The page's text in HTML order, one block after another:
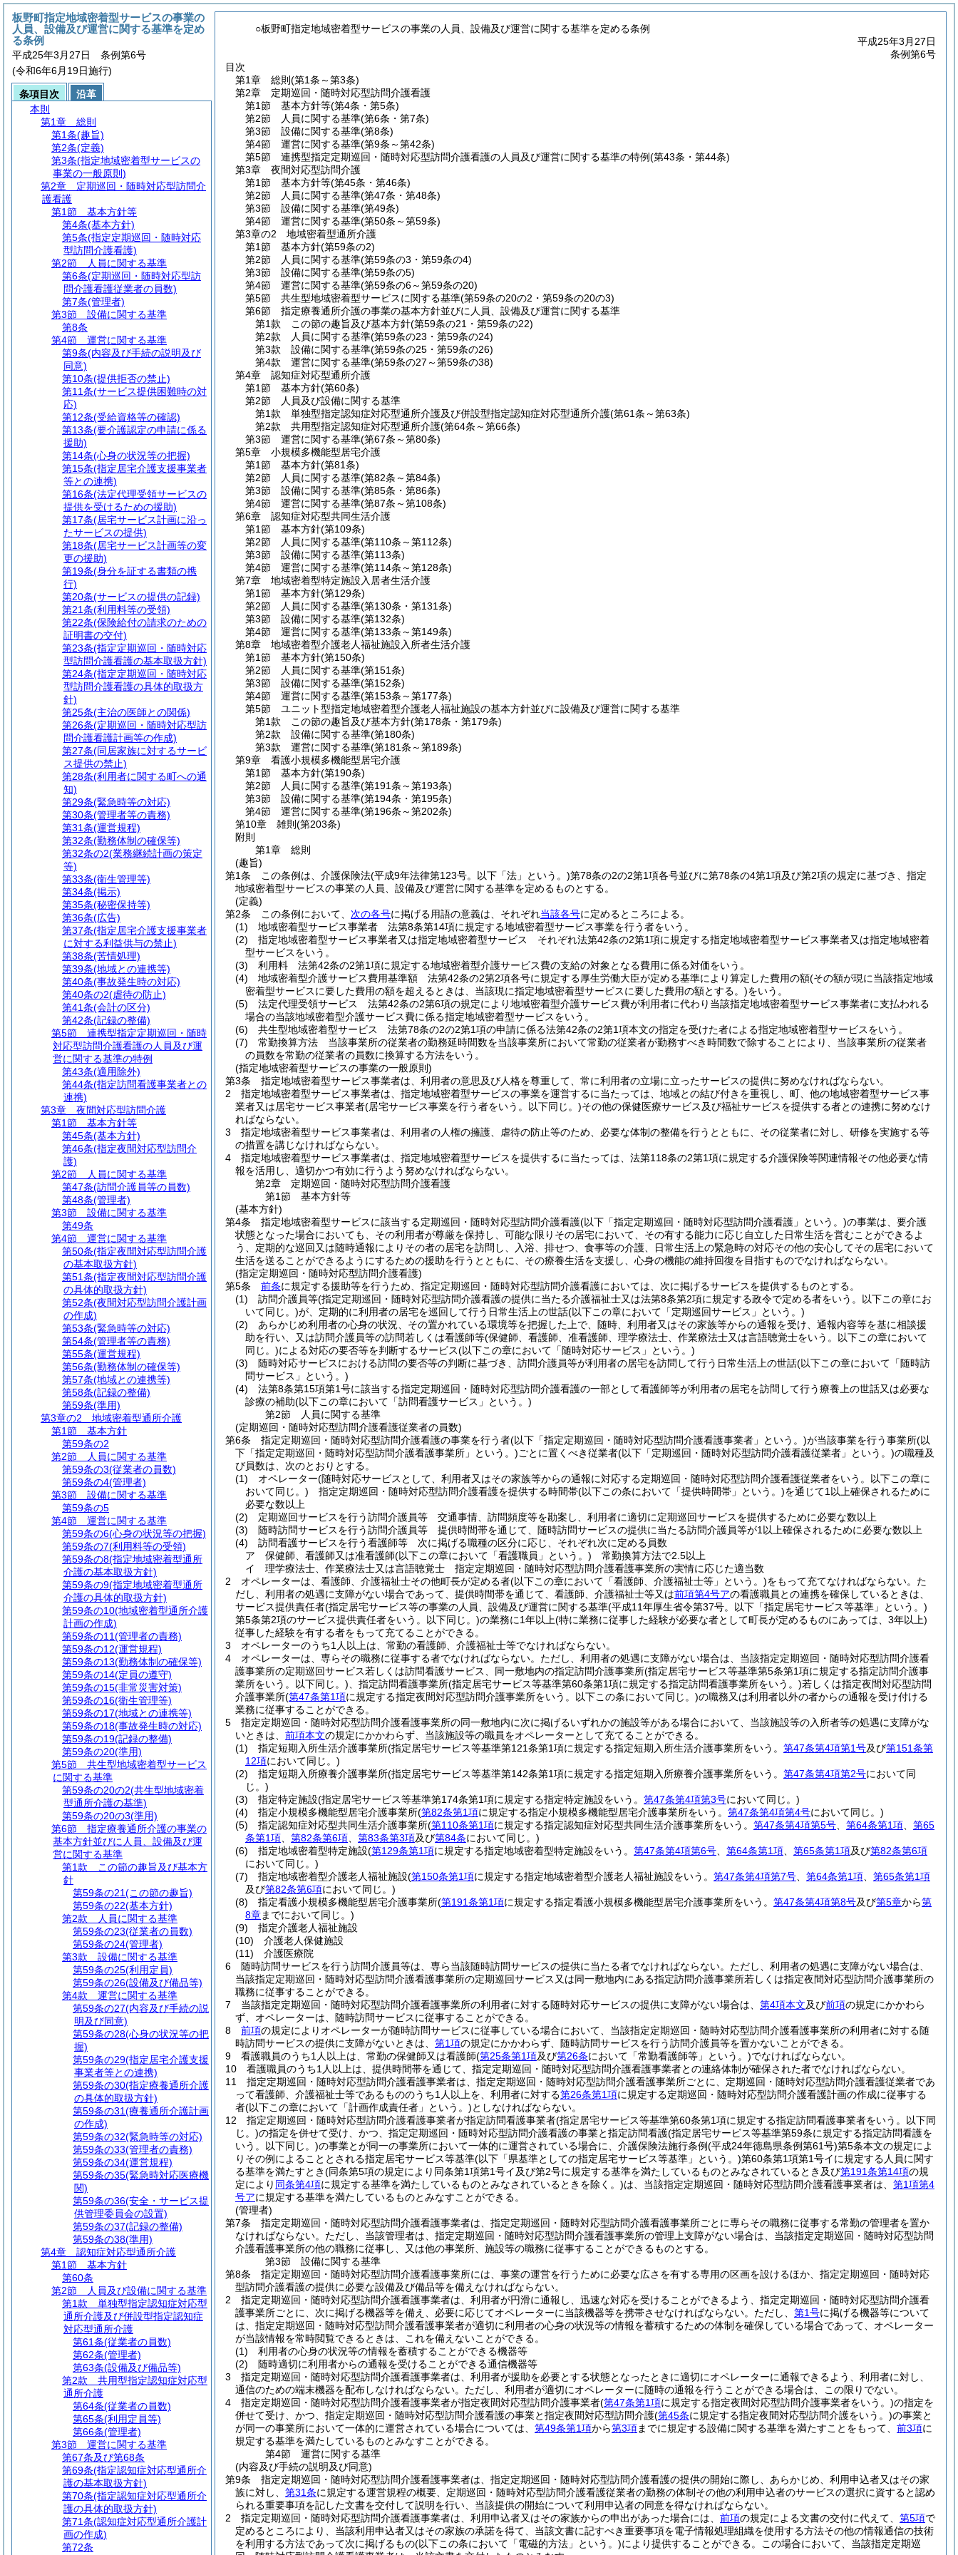
○板野町指定地域密着型サービスの事業の人員、設備及び運営に関する基準を定める条例
平成25年3月27日
条例第6号
目次
第1章
総則 (第1条～第3条)
第2章
定期巡回・随時対応型訪問介護看護
第1節
基本方針等(第4条・第5条)
第2節
人員に関する基準(第6条・第7条)
第3節
設備に関する基準(第8条)
第4節
運営に関する基準(第9条～第42条)
第5節
連携型指定定期巡回・随時対応型訪問介護看護の人員及び運営に関する基準の特例(第43条・第44条)
第3章
夜間対応型訪問介護
第1節
基本方針等(第45条・第46条)
第2節
人員に関する基準(第47条・第48条)
第3節
設備に関する基準(第49条)
第4節
運営に関する基準(第50条～第59条)
第3章の2
地域密着型通所介護
第1節
基本方針(第59条の2)
第2節
人員に関する基準(第59条の3・第59条の4)
第3節
設備に関する基準(第59条の5)
第4節
運営に関する基準(第59条の6～第59条の20)
第5節
共生型地域密着型サービスに関する基準(第59条の20の2・第59条の20の3)
第6節
指定療養通所介護の事業の基本方針並びに人員、設備及び運営に関する基準
第1款
この節の趣旨及び基本方針(第59条の21・第59条の22)
第2款
人員に関する基準(第59条の23・第59条の24)
第3款
設備に関する基準(第59条の25・第59条の26)
第4款
運営に関する基準(第59条の27～第59条の38)
第4章
認知症対応型通所介護
第1節
基本方針(第60条)
第2節
人員及び設備に関する基準
第1款
単独型指定認知症対応型通所介護及び併設型指定認知症対応型通所介護(第61条～第63条)
第2款
共用型指定認知症対応型通所介護(第64条～第66条)
第3節
運営に関する基準(第67条～第80条)
第5章
小規模多機能型居宅介護
第1節
基本方針(第81条)
第2節
人員に関する基準(第82条～第84条)
第3節
設備に関する基準(第85条・第86条)
第4節
運営に関する基準(第87条～第108条)
第6章
認知症対応型共同生活介護
第1節
基本方針(第109条)
第2節
人員に関する基準(第110条～第112条)
第3節
設備に関する基準(第113条)
第4節
運営に関する基準(第114条～第128条)
第7章
地域密着型特定施設入居者生活介護
第1節
基本方針(第129条)
第2節
人員に関する基準(第130条・第131条)
第3節
設備に関する基準(第132条)
第4節
運営に関する基準(第133条～第149条)
第8章
地域密着型介護老人福祉施設入所者生活介護
第1節
基本方針(第150条)
第2節
人員に関する基準(第151条)
第3節
設備に関する基準(第152条)
第4節
運営に関する基準(第153条～第177条)
第5節
ユニット型指定地域密着型介護老人福祉施設の基本方針並びに設備及び運営に関する基準
第1款
この節の趣旨及び基本方針(第178条・第179条)
第2款
設備に関する基準(第180条)
第3款
運営に関する基準(第181条～第189条)
第9章
看護小規模多機能型居宅介護
第1節
基本方針(第190条)
第2節
人員に関する基準(第191条～第193条)
第3節
設備に関する基準(第194条・第195条)
第4節
運営に関する基準(第196条～第202条)
第10章
雑則 (第203条)
附則
第1章
総則
(趣旨)
第1条
この条例は、介護保険法(平成9年法律第123号。以下「法」という。)第78条の2の2第1項各号並びに第78条の4第1項及び第2項の規定に基づき、指定
地域密着型サービスの事業の人員、設備及び運営に関する基準を定めるものとする。
(定義)
第2条
この条例において、 次の各号に掲げる用語の意義は、それぞれ当該各号に定めるところによる。
(1)
地域密着型サービス事業者 法第8条第14項に規定する地域密着型サービス事業を行う者をいう。
(2)
指定地域密着型サービス事業者又は指定地域密着型サービス それぞれ法第42条の2第1項に規定する指定地域密着型サービス事業者又は指定地域密着
型サービスをいう。
(3)
利用料 法第42条の2第1項に規定する地域密着型介護サービス費の支給の対象となる費用に係る対価をいう。
(4)
地域密着型介護サービス費用基準額 法第42条の2第2項各号に規定する厚生労働大臣が定める基準により算定した費用の額(その額が現に当該指定地域
密着型サービスに要した費用の額を超えるときは、当該現に指定地域密着型サービスに要した費用の額とする。)をいう。
(5)
法定代理受領サービス 法第42条の2第6項の規定により地域密着型介護サービス費が利用者に代わり当該指定地域密着型サービス事業者に支払われる
場合の当該地域密着型介護サービス費に係る指定地域密着型サービスをいう。
(6)
共生型地域密着型サービス 法第78条の2の2第1項の申請に係る法第42条の2第1項本文の指定を受けた者による指定地域密着型サービスをいう。
(7)
常勤換算方法 当該事業所の従業者の勤務延時間数を当該事業所において常勤の従業者が勤務すべき時間数で除することにより、当該事業所の従業者
の員数を常勤の従業者の員数に換算する方法をいう。
(指定地域密着型サービスの事業の一般原則)
第3条
指定地域密着型サービス事業者は、利用者の意思及び人格を尊重して、常に利用者の立場に立ったサービスの提供に努めなければならない。
2
指定地域密着型サービス事業者は、指定地域密着型サービスの事業を運営するに当たっては、地域との結び付きを重視し、町、他の地域密着型サービス事
業者又は居宅サービス事業者(居宅サービス事業を行う者をいう。以下同じ。)その他の保健医療サービス及び福祉サービスを提供する者との連携に努めなけ
ればならない。
3
指定地域密着型サービス事業者は、利用者の人権の擁護、虐待の防止等のため、必要な体制の整備を行うとともに、その従業者に対し、研修を実施する等
の措置を講じなければならない。
4
指定地域密着型サービス事業者は、指定地域密着型サービスを提供するに当たっては、法第118条の2第1項に規定する介護保険等関連情報その他必要な情
報を活用し、適切かつ有効に行うよう努めなければならない。
第2章
定期巡回・随時対応型訪問介護看護
第1節
基本方針等
(基本方針)
第4条
指定地域密着型サービスに該当する定期巡回・随時対応型訪問介護看護(以下「指定定期巡回・随時対応型訪問介護看護」という。)の事業は、要介護
状態となった場合においても、その利用者が尊厳を保持し、可能な限りその居宅において、その有する能力に応じ自立した日常生活を営むことができるよ
う、定期的な巡回又は随時通報によりその者の居宅を訪問し、入浴、排せつ、食事等の介護、日常生活上の緊急時の対応その他の安心してその居宅において
生活を送ることができるようにするための援助を行うとともに、その療養生活を支援し、心身の機能の維持回復を目指すものでなければならない。
(指定定期巡回・随時対応型訪問介護看護)
第5条
前条に規定する援助等を行うため、指定定期巡回・随時対応型訪問介護看護においては、次に掲げるサービスを提供するものとする。
(1)
訪問介護員等(指定定期巡回・随時対応型訪問介護看護の提供に当たる介護福祉士又は法第8条第2項に規定する政令で定める者をいう。以下この章にお
いて同じ。)が、定期的に利用者の居宅を巡回して行う日常生活上の世話(以下この章において「定期巡回サービス」という。)
(2)
あらかじめ利用者の心身の状況、その置かれている環境等を把握した上で、随時、利用者又はその家族等からの通報を受け、通報内容等を基に相談援
助を行い、又は訪問介護員等の訪問若しくは看護師等(保健師、看護師、准看護師、理学療法士、作業療法士又は言語聴覚士をいう。以下この章において
同じ。)による対応の要否等を判断するサービス(以下この章において「随時対応サービス」という。)
(3)
随時対応サービスにおける訪問の要否等の判断に基づき、訪問介護員等が利用者の居宅を訪問して行う日常生活上の世話(以下この章において「随時訪
問サービス」という。)
(4)
法第8条第15項第1号に該当する指定定期巡回・随時対応型訪問介護看護の一部として看護師等が利用者の居宅を訪問して行う療養上の世話又は必要な
診療の補助(以下この章において「訪問看護サービス」という。)
第2節
人員に関する基準
(定期巡回・随時対応型訪問介護看護従業者の員数)
第6条
指定定期巡回・随時対応型訪問介護看護の事業を行う者(以下「指定定期巡回・随時対応型訪問介護看護事業者」という。)が当該事業を行う事業所(以
下「指定定期巡回・随時対応型訪問介護看護事業所」という。)ごとに置くべき従業者(以下「定期巡回・随時対応型訪問介護看護従業者」という。)の職種及
び員数は、次のとおりとする。
(1)
オペレーター(随時対応サービスとして、利用者又はその家族等からの通報に対応する定期巡回・随時対応型訪問介護看護従業者をいう。以下この章に
おいて同じ。) 指定定期巡回・随時対応型訪問介護看護を提供する時間帯(以下この条において「提供時間帯」という。)を通じて1以上確保されるために
必要な数以上
(2)
定期巡回サービスを行う訪問介護員等 交通事情、訪問頻度等を勘案し、利用者に適切に定期巡回サービスを提供するために必要な数以上
(3)
随時訪問サービスを行う訪問介護員等 提供時間帯を通じて、随時訪問サービスの提供に当たる訪問介護員等が1以上確保されるために必要な数以上
(4)
訪問看護サービスを行う看護師等 次に掲げる職種の区分に応じ、それぞれ次に定める員数
ア
保健師、看護師又は准看護師(以下この章において「看護職員」という。) 常勤換算方法で2.5以上
イ
理学療法士、作業療法士又は言語聴覚士 指定定期巡回・随時対応型訪問介護看護事業所の実情に応じた適当数
2
オペレーターは、看護師、介護福祉士その他町長が定める者(以下この章において「看護師、介護福祉士等」という。)をもって充てなければならない。 た
だし、利用者の処遇に支障がない場合であって、提供時間帯を通じて、看護師、介護福祉士等又は前項第4号アの看護職員との連携を確保しているときは、
サービス提供責任者(指定居宅サービス等の事業の人員、設備及び運営に関する基準(平成11年厚生省令第37号。以下「指定居宅サービス等基準」という。)
第5条第2項のサービス提供責任者をいう。以下同じ。)の業務に1年以上(特に業務に従事した経験が必要な者として町長が定めるものにあっては、3年以上)
従事した経験を有する者をもって充てることができる。
3
オペレーターのうち1人以上は、常勤の看護師、介護福祉士等でなければならない。
4
オペレーターは、専らその職務に従事する者でなければならない。 ただし、利用者の処遇に支障がない場合は、当該指定定期巡回・随時対応型訪問介護看
護事業所の定期巡回サービス若しくは訪問看護サービス、同一敷地内の指定訪問介護事業所(指定居宅サービス等基準第5条第1項に規定する指定訪問介護事
業所をいう。以下同じ。) 、指定訪問看護事業所(指定居宅サービス等基準第60条第1項に規定する指定訪問看護事業所をいう。)若しくは指定夜間対応型訪問
介護事業所(第47条第1項に規定する指定夜間対応型訪問介護事業所をいう。以下この条において同じ。)の職務又は利用者以外の者からの通報を受け付ける
業務に従事することができる。
5
指定定期巡回・随時対応型訪問介護看護事業所の同一敷地内に次に掲げるいずれかの施設等がある場合において、当該施設等の入所者等の処遇に支障がな
いときは、 前項本文の規定にかかわらず、当該施設等の職員をオペレーターとして充てることができる。
(1)
指定短期入所生活介護事業所(指定居宅サービス等基準第121条第1項に規定する指定短期入所生活介護事業所をいう。 第47条第4項第1号及び第151条第
12項において同じ。)
(2)
指定短期入所療養介護事業所(指定居宅サービス等基準第142条第1項に規定する指定短期入所療養介護事業所をいう。 第47条第4項第2号において同
じ。)
(3)
指定特定施設(指定居宅サービス等基準第174条第1項に規定する指定特定施設をいう。 第47条第4項第3号において同じ。)
(4)
指定小規模多機能型居宅介護事業所(第82条第1項に規定する指定小規模多機能型居宅介護事業所をいう。 第47条第4項第4号において同じ。)
(5)
指定認知症対応型共同生活介護事業所(第110条第1項に規定する指定認知症対応型共同生活介護事業所をいう。 第47条第4項第5号 第64条第1項
第65
条第1項
第82条第6項 第83条第3項及び第84条において同じ。)
(6)
指定地域密着型特定施設(第129条第1項に規定する指定地域密着型特定施設をいう。 第47条第4項第6号 第64条第1項 第65条第1項及び第82条第6項
において同じ。)
(7)
指定地域密着型介護老人福祉施設(第150条第1項に規定する指定地域密着型介護老人福祉施設をいう。 第47条第4項第7号 第64条第1項
第65条第1項
及び第82条第6項において同じ。)
(8)
指定看護小規模多機能型居宅介護事業所(第191条第1項に規定する指定看護小規模多機能型居宅介護事業所をいう。 第47条第4項第8号及び第5章から第
8章までにおいて同じ。)
(9)
指定介護老人福祉施設
(10)
介護老人保健施設
(11)
介護医療院
6
随時訪問サービスを行う訪問介護員等は、専ら当該随時訪問サービスの提供に当たる者でなければならない。 ただし、利用者の処遇に支障がない場合は、
当該指定定期巡回・随時対応型訪問介護看護事業所の定期巡回サービス又は同一敷地内にある指定訪問介護事業所若しくは指定夜間対応型訪問介護事業所の
職務に従事することができる。
7
当該指定定期巡回・随時対応型訪問介護看護事業所の利用者に対する随時対応サービスの提供に支障がない場合は、 第4項本文及び前項の規定にかかわら
ず、オペレーターは、随時訪問サービスに従事することができる。
8
前項の規定によりオペレーターが随時訪問サービスに従事している場合において、当該指定定期巡回・随時対応型訪問介護看護事業所の利用者に対する随
時訪問サービスの提供に支障がないときは、 第1項の規定にかかわらず、随時訪問サービスを行う訪問介護員等を置かないことができる。
9
看護職員のうち1人以上は、常勤の保健師又は看護師(第25条第1項及び第26条において「常勤看護師等」という。)でなければならない。
10
看護職員のうち1人以上は、提供時間帯を通じて、指定定期巡回・随時対応型訪問介護看護事業者との連絡体制が確保された者でなければならない。
11
指定定期巡回・随時対応型訪問介護看護事業者は、指定定期巡回・随時対応型訪問介護看護事業所ごとに、定期巡回・随時対応型訪問介護看護従業者であ
って看護師、介護福祉士等であるもののうち1人以上を、利用者に対する第26条第1項に規定する定期巡回・随時対応型訪問介護看護計画の作成に従事する
者(以下この章において「計画作成責任者」という。)としなければならない。
12
指定定期巡回・随時対応型訪問介護看護事業者が指定訪問看護事業者(指定居宅サービス等基準第60条第1項に規定する指定訪問看護事業者をいう。以下同
じ。)の指定を併せて受け、かつ、指定定期巡回・随時対応型訪問介護看護の事業と指定訪問看護(指定居宅サービス等基準第59条に規定する指定訪問看護を
いう。以下同じ。)の事業とが同一の事業所において一体的に運営されている場合に、介護保険法施行条例(平成24年徳島県条例第61号)第5条本文の規定によ
りその例によることとされる指定居宅サービス等基準(以下「県基準としての指定居宅サービス等基準」という。)第60条第1項第1号イに規定する人員に関す
る基準を満たすとき(同条第5項の規定により同条第1項第1号イ及び第2号に規定する基準を満たしているものとみなされているとき及び第191条第14項の規
定により 同条第4項に規定する基準を満たしているものとみなされているときを除く。)は、当該指定定期巡回・随時対応型訪問介護看護事業者は、 第1項第4
号アに規定する基準を満たしているものとみなすことができる。
(管理者)
第7条
指定定期巡回・随時対応型訪問介護看護事業者は、指定定期巡回・随時対応型訪問介護看護事業所ごとに専らその職務に従事する常勤の管理者を置か
なければならない。 ただし、当該管理者は、指定定期巡回・随時対応型訪問介護看護事業所の管理上支障がない場合は、当該指定定期巡回・随時対応型訪問
介護看護事業所の他の職務に従事し、又は他の事業所、施設等の職務に従事することができるものとする。
第3節
設備に関する基準
第8条
指定定期巡回・随時対応型訪問介護看護事業所には、事業の運営を行うために必要な広さを有する専用の区画を設けるほか、指定定期巡回・随時対応
型訪問介護看護の提供に必要な設備及び備品等を備えなければならない。
2
指定定期巡回・随時対応型訪問介護看護事業者は、利用者が円滑に通報し、迅速な対応を受けることができるよう、指定定期巡回・随時対応型訪問介護看
護事業所ごとに、次に掲げる機器等を備え、必要に応じてオペレーターに当該機器等を携帯させなければならない。 ただし、 第1号に掲げる機器等について
は、指定定期巡回・随時対応型訪問介護看護事業者が適切に利用者の心身の状況等の情報を蓄積するための体制を確保している場合であって、オペレーター
が当該情報を常時閲覧できるときは、これを備えないことができる。
(1)
利用者の心身の状況等の情報を蓄積することができる機器等
(2)
随時適切に利用者からの通報を受けることができる通信機器等
3
指定定期巡回・随時対応型訪問介護看護事業者は、利用者が援助を必要とする状態となったときに適切にオペレーターに通報できるよう、利用者に対し、
通信のための端末機器を配布しなければならない。 ただし、利用者が適切にオペレーターに随時の通報を行うことができる場合は、この限りでない。
4
指定定期巡回・随時対応型訪問介護看護事業者が指定夜間対応型訪問介護事業者(第47条第1項に規定する指定夜間対応型訪問介護事業者をいう。)の指定を
併せて受け、かつ、指定定期巡回・随時対応型訪問介護看護の事業と指定夜間対応型訪問介護(第45条に規定する指定夜間対応型訪問介護をいう。)の事業と
が同一の事業所において一体的に運営されている場合については、 第49条第1項から第3項までに規定する設備に関する基準を満たすことをもって、 前3項に
規定する基準を満たしているものとみなすことができる。
第4節
運営に関する基準
(内容及び手続の説明及び同意)
第9条
指定定期巡回・随時対応型訪問介護看護事業者は、指定定期巡回・随時対応型訪問介護看護の提供の開始に際し、あらかじめ、利用申込者又はその家
族に対し、 第31条に規定する運営規程の概要、定期巡回・随時対応型訪問介護看護従業者の勤務の体制その他の利用申込者のサービスの選択に資すると認め
られる重要事項を記した文書を交付して説明を行い、当該提供の開始について利用申込者の同意を得なければならない。
2
指定定期巡回・随時対応型訪問介護看護事業者は、利用申込者又はその家族からの申出があった場合には、 前項の規定による文書の交付に代えて、 第5項で
定めるところにより、当該利用申込者又はその家族の承諾を得て、当該文書に記すべき重要事項を電子情報処理組織を使用する方法その他の情報通信の技術
を利用する方法であって次に掲げるもの(以下この条において「電磁的方法」という。)により提供することができる。
この場合において、当該指定定期巡
板野町指定地域密着型サービスの事業の
人員、設備及び運営に関する基準を定め
る条例
平成25年3月27日 条例第6号
(令和6年6月19日施行)
条項目次
沿革
本則
第1章
総則
第1条(趣旨)
第2条(定義)
第3条(指定地域密着型サービスの
事業の一般原則)
第2章
定期巡回・随時対応型訪問介
護看護
第1節
基本方針等
第4条(基本方針)
第5条(指定定期巡回・随時対応
型訪問介護看護)
第2節
人員に関する基準
第6条(定期巡回・随時対応型訪
問介護看護従業者の員数)
第7条(管理者)
第3節
設備に関する基準
第8条
第4節
運営に関する基準
第9条(内容及び手続の説明及び
同意)
第10条(提供拒否の禁止)
第11条(サービス提供困難時の対
応)
第12条(受給資格等の確認)
第13条(要介護認定の申請に係る
援助)
第14条(心身の状況等の把握)
第15条(指定居宅介護支援事業者
等との連携)
第16条(法定代理受領サービスの
提供を受けるための援助)
第17条(居宅サービス計画に沿っ
たサービスの提供)
第18条(居宅サービス計画等の変
更の援助)
第19条(身分を証する書類の携
行)
第20条(サービスの提供の記録)
第21条(利用料等の受領)
第22条(保険給付の請求のための
証明書の交付)
第23条(指定定期巡回・随時対応
型訪問介護看護の基本取扱方針)
第24条(指定定期巡回・随時対応
型訪問介護看護の具体的取扱方
針)
第25条(主治の医師との関係)
第26条(定期巡回・随時対応型訪
問介護看護計画等の作成)
第27条(同居家族に対するサービ
ス提供の禁止)
第28条(利用者に関する町への通
知)
第29条(緊急時等の対応)
第30条(管理者等の責務)
第31条(運営規程)
第32条(勤務体制の確保等)
第32条の2(業務継続計画の策定
等)
第33条(衛生管理等)
第34条(掲示)
第35条(秘密保持等)
第36条(広告)
第37条(指定居宅介護支援事業者
に対する利益供与の禁止)
第38条(苦情処理)
第39条(地域との連携等)
第40条(事故発生時の対応)
第40条の2(虐待の防止)
第41条(会計の区分)
第42条(記録の整備)
第5節
連携型指定定期巡回・随時
対応型訪問介護看護の人員及び運
営に関する基準の特例
第43条(適用除外)
第44条(指定訪問看護事業者との
連携)
第3章
夜間対応型訪問介護
第1節
基本方針等
第45条(基本方針)
第46条(指定夜間対応型訪問介
護)
第2節
人員に関する基準
第47条(訪問介護員等の員数)
第48条(管理者)
第3節
設備に関する基準
第49条
第4節
運営に関する基準
第50条(指定夜間対応型訪問介護
の基本取扱方針)
第51条(指定夜間対応型訪問介護
の具体的取扱方針)
第52条(夜間対応型訪問介護計画
の作成)
第53条(緊急時等の対応)
第54条(管理者等の責務)
第55条(運営規程)
第56条(勤務体制の確保等)
第57条(地域との連携等)
第58条(記録の整備)
第59条(準用)
第3章の2
地域密着型通所介護
第1節
基本方針
第59条の2
第2節
人員に関する基準
第59条の3(従業者の員数)
第59条の4(管理者)
第3節
設備に関する基準
第59条の5
第4節
運営に関する基準
第59条の6(心身の状況等の把握)
第59条の7(利用料等の受領)
第59条の8(指定地域密着型通所
介護の基本取扱方針)
第59条の9(指定地域密着型通所
介護の具体的取扱方針)
第59条の10(地域密着型通所介護
計画の作成)
第59条の11(管理者の責務)
第59条の12(運営規程)
第59条の13(勤務体制の確保等)
第59条の14(定員の遵守)
第59条の15(非常災害対策)
第59条の16(衛生管理等)
第59条の17(地域との連携等)
第59条の18(事故発生時の対応)
第59条の19(記録の整備)
第59条の20(準用)
第5節
共生型地域密着型サービス
に関する基準
第59条の20の2(共生型地域密着
型通所介護の基準)
第59条の20の3(準用)
第6節
指定療養通所介護の事業の
基本方針並びに人員、設備及び運
営に関する基準
第1款
この節の趣旨及び基本方
針
第59条の21(この節の趣旨)
第59条の22(基本方針)
第2款
人員に関する基準
第59条の23(従業者の員数)
第59条の24(管理者)
第3款
設備に関する基準
第59条の25(利用定員)
第59条の26(設備及び備品等)
第4款
運営に関する基準
第59条の27(内容及び手続の説
明及び同意)
第59条の28(心身の状況等の把
握)
第59条の29(指定居宅介護支援
事業者等との連携)
第59条の30(指定療養通所介護
の具体的取扱方針)
第59条の31(療養通所介護計画
の作成)
第59条の32(緊急時等の対応)
第59条の33(管理者の責務)
第59条の34(運営規程)
第59条の35(緊急時対応医療機
関)
第59条の36(安全・サービス提
供管理委員会の設置)
第59条の37(記録の整備)
第59条の38(準用)
第4章
認知症対応型通所介護
第1節
基本方針
第60条
第2節
人員及び設備に関する基準
第1款
単独型指定認知症対応型
通所介護及び併設型指定認知症
対応型通所介護
第61条(従業者の員数)
第62条(管理者)
第63条(設備及び備品等)
第2款
共用型指定認知症対応型
通所介護
第64条(従業者の員数)
第65条(利用定員等)
第66条(管理者)
第3節
運営に関する基準
第67条及び第68条
第69条(指定認知症対応型通所介
護の基本取扱方針)
第70条(指定認知症対応型通所介
護の具体的取扱方針)
第71条(認知症対応型通所介護計
画の作成)
第72条